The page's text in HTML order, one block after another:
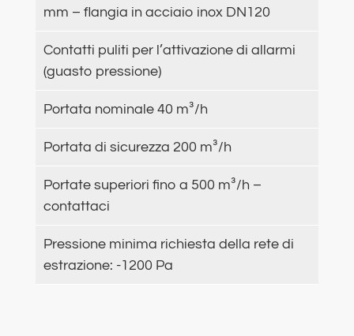
mm – flangia in acciaio inox DN120
Contatti puliti per l’attivazione di allarmi
(guasto pressione)
Portata nominale 40 m³/h
Portata di sicurezza 200 m³/h
Portate superiori fino a 500 m³/h –
contattaci
Pressione minima richiesta della rete di
estrazione: -1200 Pa